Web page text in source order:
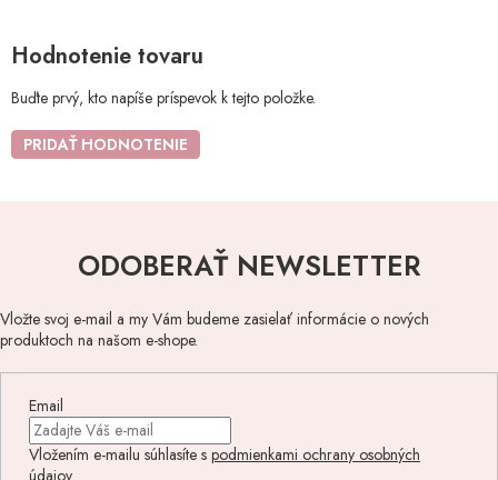
Hodnotenie tovaru
Buďte prvý, kto napíše príspevok k tejto položke.
PRIDAŤ HODNOTENIE
ODOBERAŤ NEWSLETTER
Vložte svoj e-mail a my Vám budeme zasielať informácie o nových
produktoch na našom e-shope.
Email
Vložením e-mailu súhlasíte s podmienkami ochrany osobných
údajov.